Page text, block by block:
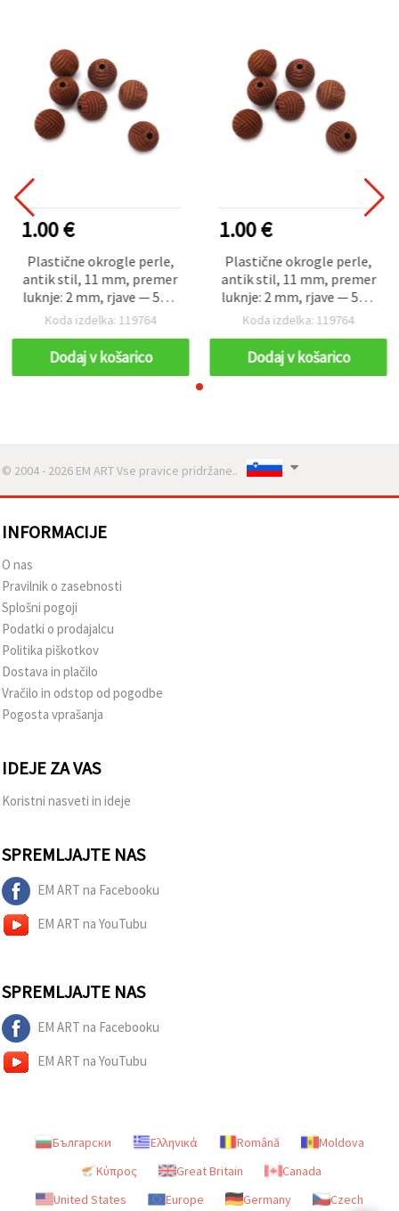
1.00 €
Plastične okrogle perle,
antik stil, 11 mm, premer
luknje: 2 mm, rjave — 50 g
(~50 kosov)
Koda izdelka: 119764
Dodaj v košarico
1.00 €
Plastične okrogle perle,
antik stil, 11 mm, premer
luknje: 2 mm, rjave — 50 g
(~50 kosov)
Koda izdelka: 119764
Dodaj v košarico
© 2004 - 2026 EM ART Vse pravice pridržane..
INFORMACIJE
O nas
Pravilnik o zasebnosti
Splošni pogoji
Podatki o prodajalcu
Politika piškotkov
Dostava in plačilo
Vračilo in odstop od pogodbe
Pogosta vprašanja
IDEJE ZA VAS
Koristni nasveti in ideje
SPREMLJAJTE NAS
EM ART na Facebooku
EM ART na YouTubu
SPREMLJAJTE NAS
EM ART na Facebooku
EM ART na YouTubu
Български Ελληνικά Română
Moldova
Κύπρος
Great Britain
Canada
United States
Europe Germany Czech